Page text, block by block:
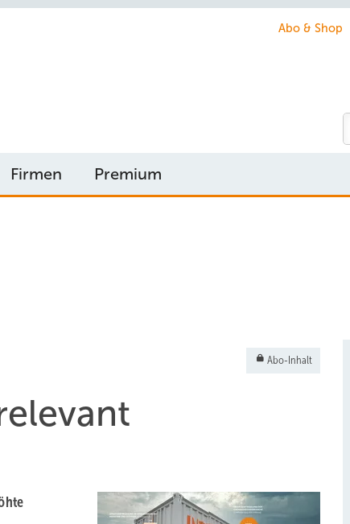
Abo & Shop
Firmen Premium
Abo-Inhalt